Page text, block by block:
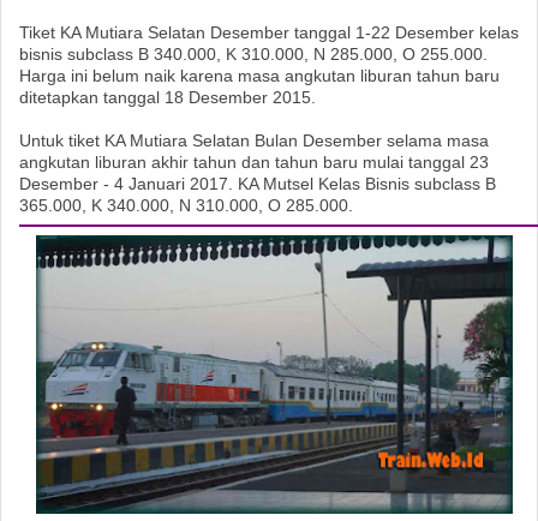
Tiket KA Mutiara Selatan Desember tanggal 1-22 Desember kelas
bisnis subclass B 340.000, K 310.000, N 285.000, O 255.000.
Harga ini belum naik karena masa angkutan liburan tahun baru
ditetapkan tanggal 18 Desember 2015.
Untuk tiket KA Mutiara Selatan Bulan Desember selama masa
angkutan liburan akhir tahun dan tahun baru mulai tanggal 23
Desember - 4 Januari 2017. KA Mutsel Kelas Bisnis subclass B
365.000, K 340.000, N 310.000, O 285.000.